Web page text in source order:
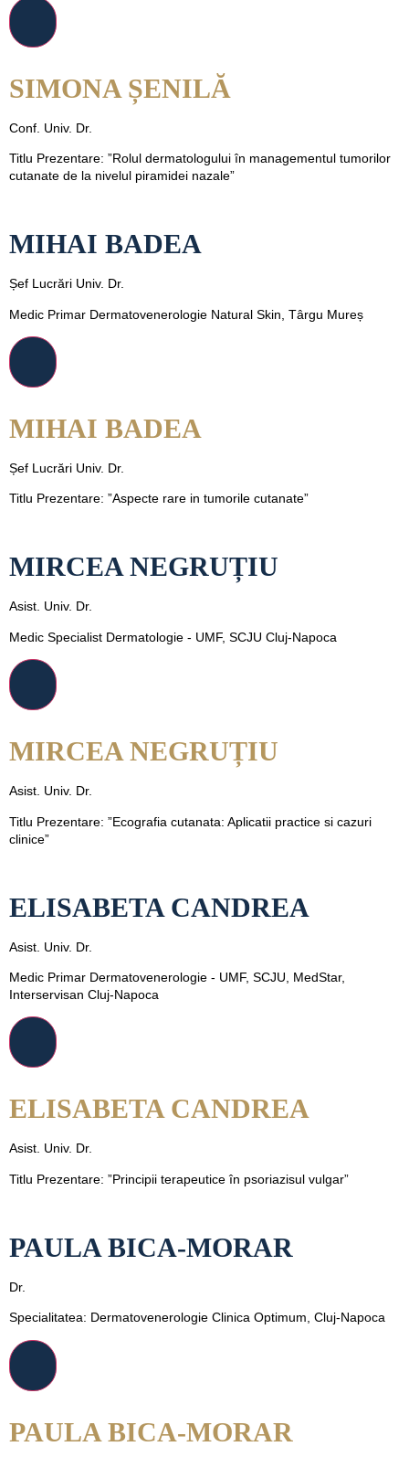
SIMONA ȘENILĂ
Conf. Univ. Dr.
Titlu Prezentare: ”Rolul dermatologului în managementul tumorilor
cutanate de la nivelul piramidei nazale”
MIHAI BADEA
Șef Lucrări Univ. Dr.
Medic Primar Dermatovenerologie Natural Skin, Târgu Mureș
MIHAI BADEA
Șef Lucrări Univ. Dr.
Titlu Prezentare: ”Aspecte rare in tumorile cutanate”
MIRCEA NEGRUȚIU
Asist. Univ. Dr.
Medic Specialist Dermatologie - UMF, SCJU Cluj-Napoca
MIRCEA NEGRUȚIU
Asist. Univ. Dr.
Titlu Prezentare: ”Ecografia cutanata: Aplicatii practice si cazuri
clinice”
ELISABETA CANDREA
Asist. Univ. Dr.
Medic Primar Dermatovenerologie - UMF, SCJU, MedStar,
Interservisan Cluj-Napoca
ELISABETA CANDREA
Asist. Univ. Dr.
Titlu Prezentare: ”Principii terapeutice în psoriazisul vulgar”
PAULA BICA-MORAR
Dr.
Specialitatea: Dermatovenerologie Clinica Optimum, Cluj-Napoca
PAULA BICA-MORAR